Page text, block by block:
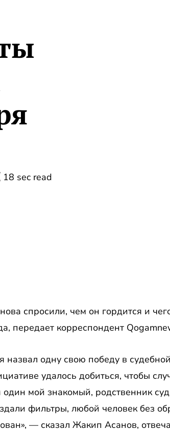
18 sec read
спросили, чем он гордится и
передает корреспондент
назвал одну свою победу в
удалось добиться, чтобы
один мой знакомый, родственник
фильтры, любой человек без
— сказал Жакип Асанов,